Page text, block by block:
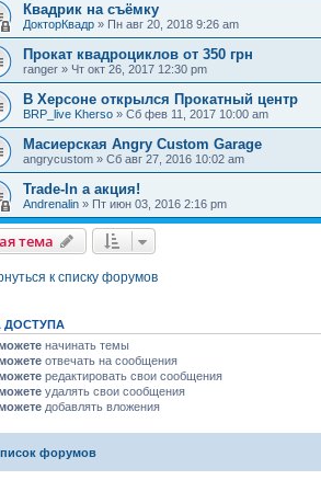
Квадрик на съёмку
ДокторКвадр » Пн авг 20, 2018 9:26 am
Прокат квадроциклов от 350 грн
ranger » Чт окт 26, 2017 12:30 pm
В Херсоне открылся Прокатный центр
BRP_live Kherso » Сб фев 11, 2017 10:00 am
Масиерская Angry Custom Garage
angrycustom » Сб авг 27, 2016 10:02 am
Trade-In а акция!
Andrenalin » Пт июн 03, 2016 2:16 pm
тема
к списку форумов
ДОСТУПА
начинать темы
отвечать на сообщения
редактировать свои сообщения
удалять свои сообщения
добавлять вложения
форумов